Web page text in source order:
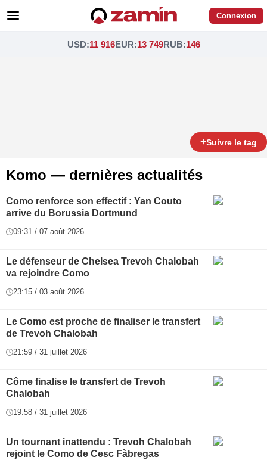
Connexion
USD:11 916EUR:13 749RUB:146
+Suivre le tag
Komo — dernières actualités
Como renforce son effectif : Yan Couto
arrive du Borussia Dortmund
09:31 / 07 août 2026
Le défenseur de Chelsea Trevoh Chalobah
va rejoindre Como
23:15 / 03 août 2026
Le Como est proche de finaliser le transfert
de Trevoh Chalobah
21:59 / 31 juillet 2026
Côme finalise le transfert de Trevoh
Chalobah
19:58 / 31 juillet 2026
Un tournant inattendu : Trevoh Chalobah
rejoint le Como de Cesc Fàbregas